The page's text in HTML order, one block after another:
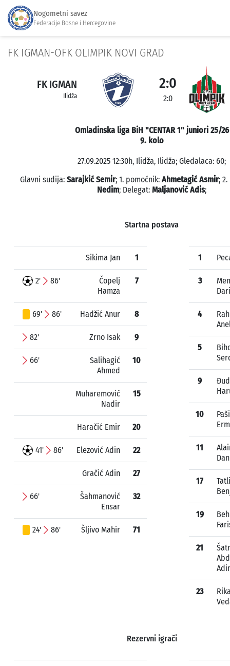
Nogometni savez
Federacije Bosne i Hercegovine
FK IGMAN-OFK OLIMPIK NOVI GRAD
FK IGMAN
Ilidža
2:0
2:0
Omladinska liga BiH "CENTAR 1" juniori 25/26
9. kolo
27.09.2025 12:30h, Ilidža, Ilidža; Gledalaca: 60;
Glavni sudija: Sarajkić Semir; 1. pomoćnik: Ahmetagić Asmir;
Nedim; Delegat: Maljanović Adis;
Startna postava
Sikima Jan 1
2' 86'
Čopelj
Hamza
7
69' 86' Hadžić Anur 8
82' Zrno Isak 9
66'
Salihagić
Ahmed
10
Muharemović
Nadir
15
Haračić Emir 20
41' 86' Elezović Adin 22
Gračić Adin 27
66'
Šahmanović
Ensar
32
24' 86' Šljivo Mahir 71
1
3
4
5
9
10
11
17
19
21
23
Rezervni igrači